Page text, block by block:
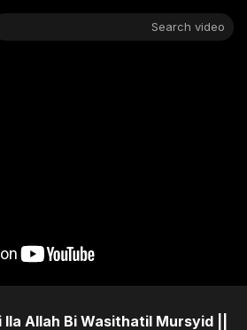
Search video
Allah Bi Wasithatil Mursyid ||